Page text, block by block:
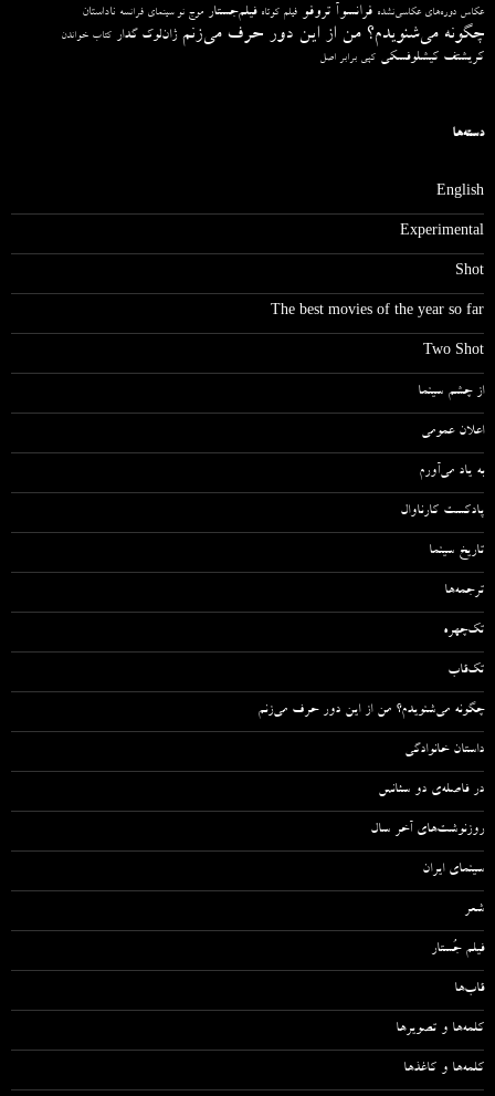
عکاس دوره‌های عکاسی‌نشده فرانسوآ تروفو فیلم کوتاه فیلم‌جستار موج نو سینمای فرانسه ناداستان
چگونه می‌شنویدم؟ من از این دور حرف می‌زنم ژان‌لوک گدار کتاب خواندن
کریشتف کیشلوفسکی کپی برابر اصل
دسته‌ها
English
Experimental
Shot
The best movies of the year so far
Two Shot
از چشم سینما
اعلان عمومی
به یاد می‌آورم
پادکست کارناوال
تاریخ سینما
ترجمه‌ها
تک‌چهره
تک‌قاب
چگونه می‌شنویدم؟ من از این دور حرف می‌زنم
داستان خانوادگی
در فاصله‌ی دو سئانس
روزنوشت‌های آخر سال
سینمای ایران
شعر
فیلم جُستار
قاب‌ها
کلمه‌ها و تصویرها
کلمه‌ها و کاغذها